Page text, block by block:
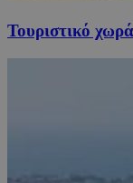
Τουριστικό